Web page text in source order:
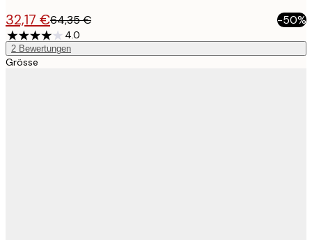
32,17 €64,35 € -50%
4.0
2 Bewertungen
Grösse